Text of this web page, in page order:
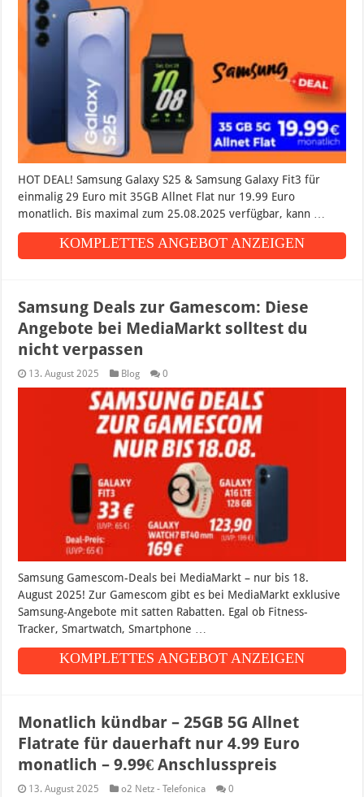
HOT DEAL! Samsung Galaxy S25 & Samsung Galaxy Fit3 für
einmalig 29 Euro mit 35GB Allnet Flat nur 19.99 Euro
monatlich. Bis maximal zum 25.08.2025 verfügbar, kann …
KOMPLETTES ANGEBOT ANZEIGEN
Samsung Deals zur Gamescom: Diese
Angebote bei MediaMarkt solltest du
nicht verpassen
13. August 2025 Blog 0
Samsung Gamescom-Deals bei MediaMarkt – nur bis 18.
August 2025! Zur Gamescom gibt es bei MediaMarkt exklusive
Samsung-Angebote mit satten Rabatten. Egal ob Fitness-
Tracker, Smartwatch, Smartphone …
KOMPLETTES ANGEBOT ANZEIGEN
Monatlich kündbar – 25GB 5G Allnet
Flatrate für dauerhaft nur 4.99 Euro
monatlich – 9.99€ Anschlusspreis
13. August 2025 o2 Netz - Telefonica 0